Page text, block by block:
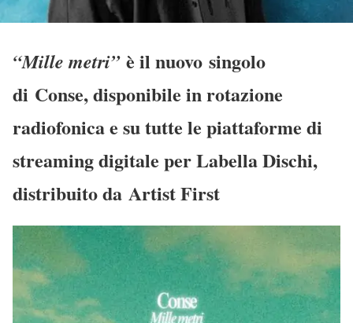
“Mille metri”è il nuovo singolo
di Conse, disponibile in rotazione
radiofonica e su tutte le piattaforme di
streaming digitale perLabella Dischi,
distribuito da Artist First